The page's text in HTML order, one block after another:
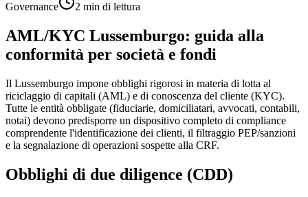
Governance 2 min di lettura
AML/KYC Lussemburgo: guida alla
conformità per società e fondi
Il Lussemburgo impone obblighi rigorosi in materia di lotta al
riciclaggio di capitali (AML) e di conoscenza del cliente (KYC).
Tutte le entità obbligate (fiduciarie, domiciliatari, avvocati, contabili,
notai) devono predisporre un dispositivo completo di compliance
comprendente l'identificazione dei clienti, il filtraggio PEP/sanzioni
e la segnalazione di operazioni sospette alla CRF.
Obblighi di due diligence (CDD)